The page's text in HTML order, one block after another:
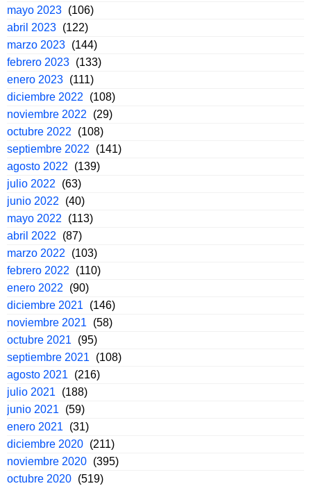
mayo 2023 (106)
abril 2023 (122)
marzo 2023 (144)
febrero 2023 (133)
enero 2023 (111)
diciembre 2022
(108)
noviembre 2022
(29)
octubre 2022
(108)
septiembre 2022
(141)
agosto 2022
(139)
julio 2022
(63)
junio 2022
(40)
mayo 2022
(113)
abril 2022
(87)
marzo 2022
(103)
febrero 2022
(110)
enero 2022
(90)
diciembre 2021
(146)
noviembre 2021
(58)
octubre 2021
(95)
septiembre 2021
(108)
agosto 2021
(216)
julio 2021
(188)
junio 2021
(59)
enero 2021
(31)
diciembre 2020 (211)
noviembre 2020 (395)
octubre 2020 (519)